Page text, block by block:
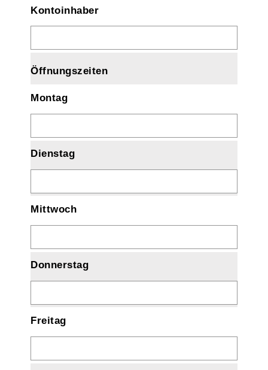
Kontoinhaber
Öffnungszeiten
Montag
Dienstag
Mittwoch
Donnerstag
Freitag